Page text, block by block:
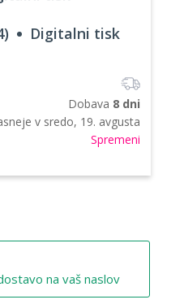
Digitalni tisk
Dobava 8 dni
v sredo, 19. avgusta
Spremeni
na vaš naslov